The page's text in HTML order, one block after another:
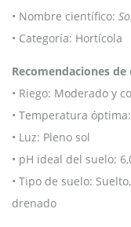
• Nombre científico:
• Categoría: Hortícola
Recomendaciones
• Riego: Moderado y
• Temperatura óptima:
• Luz: Pleno sol
• pH ideal del suelo:
• Tipo de suelo:
drenado